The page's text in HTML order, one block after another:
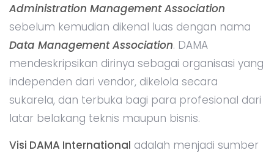
Administration Management Association
sebelum kemudian dikenal luas dengan nama
Data Management Association. DAMA
mendeskripsikan dirinya sebagai organisasi yang
independen dari vendor, dikelola secara
sukarela, dan terbuka bagi para profesional dari
latar belakang teknis maupun bisnis.
Visi DAMA International adalah menjadi sumber